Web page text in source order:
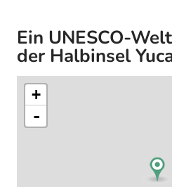
Ein UNESCO-
der Halbinsel
+
-